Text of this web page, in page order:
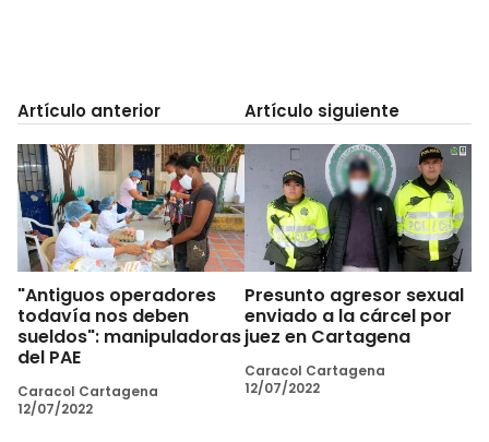
Artículo anterior
"Antiguos operadores
todavía nos deben
sueldos": manipuladoras
del PAE
Caracol Cartagena
12/07/2022
Artículo siguiente
Presunto agresor sexual
enviado a la cárcel por
juez en Cartagena
Caracol Cartagena
12/07/2022